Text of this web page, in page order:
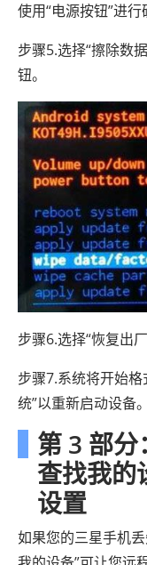
使用“电源按钮”进行
步骤5.选择“擦除数
钮。
步骤6.选择“恢复出
步骤7.系统将开始
统”以重新启动设备。
第 3 部
查找我的
设置
如果您的三星手机